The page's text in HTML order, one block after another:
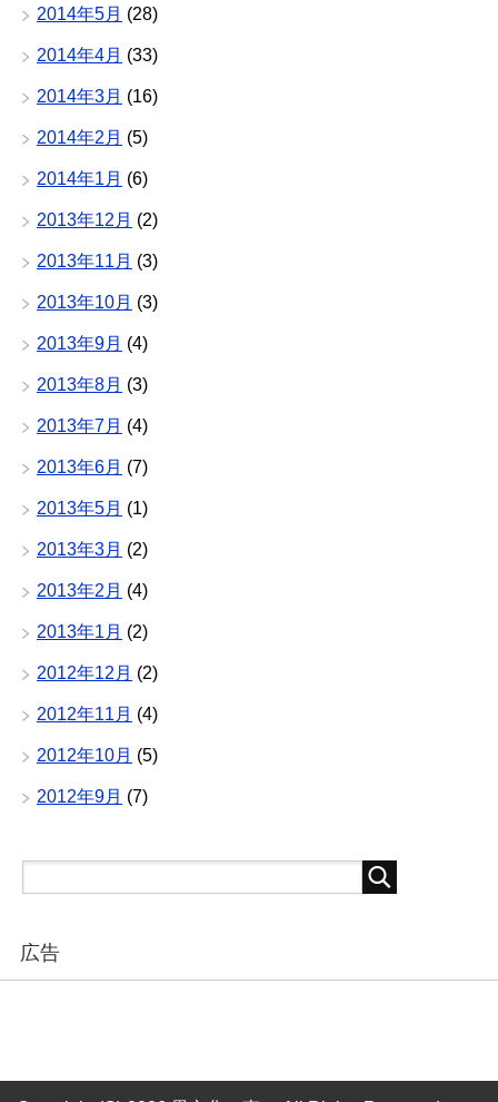
2014年5月 (28)
2014年4月 (33)
2014年3月 (16)
2014年2月 (5)
2014年1月 (6)
2013年12月 (2)
2013年11月 (3)
2013年10月 (3)
2013年9月 (4)
2013年8月 (3)
2013年7月 (4)
2013年6月 (7)
2013年5月 (1)
2013年3月 (2)
2013年2月 (4)
2013年1月 (2)
2012年12月 (2)
2012年11月 (4)
2012年10月 (5)
2012年9月 (7)
広告